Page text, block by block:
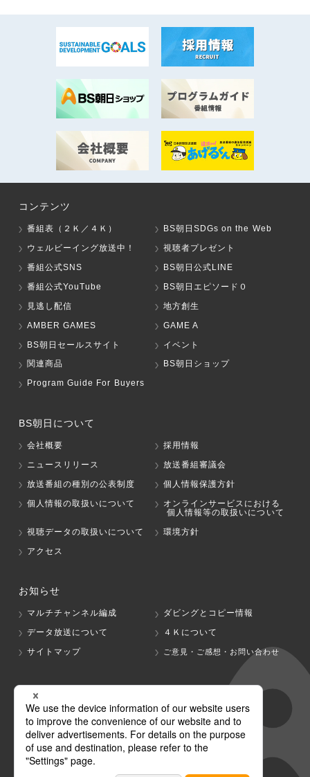
コンテンツ
番組表（２Ｋ／４Ｋ）
BS朝日SDGs on the Web
ウェルビーイング放送中！
視聴者プレゼント
番組公式SNS
BS朝日公式LINE
番組公式YouTube
BS朝日エピソード０
見逃し配信
地方創生
AMBER GAMES
GAME A
BS朝日セールスサイト
イベント
関連商品
BS朝日ショップ
Program Guide For Buyers
BS朝日について
会社概要
採用情報
ニュースリリース
放送番組審議会
放送番組の種別の公表制度
個人情報保護方針
個人情報の取扱いについて
オンラインサービスにおける
個人情報等の取扱いについて
視聴データの取扱いについて
環境方針
アクセス
お知らせ
マルチチャンネル編成
ダビングとコピー情報
データ放送について
４Ｋについて
サイトマップ
ご意見・ご感想・お問い合わせ
グループ会社
テレビ朝日 テレ朝チャンネル